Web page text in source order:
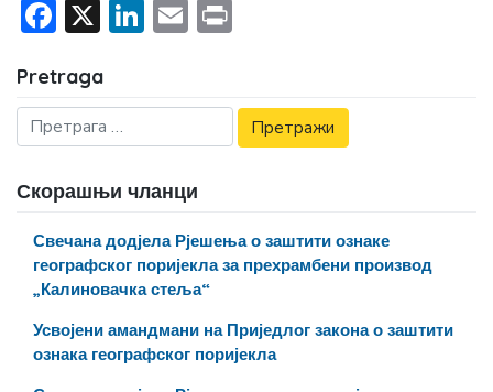
Facebook
X LinkedIn
Email
Pretraga
Скорашњи чланци
Свечана додјела Рјешења о заштити ознаке
географског поријекла за прехрамбени производ
„Калиновачка стеља“
Усвојени амандмани на Приједлог закона о заштити
ознака географског поријекла